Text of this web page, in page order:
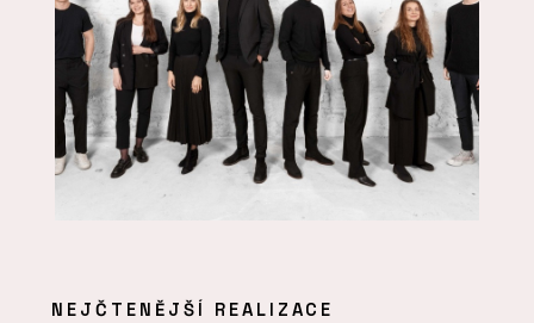
NEJČTENĚJŠÍ REALIZACE